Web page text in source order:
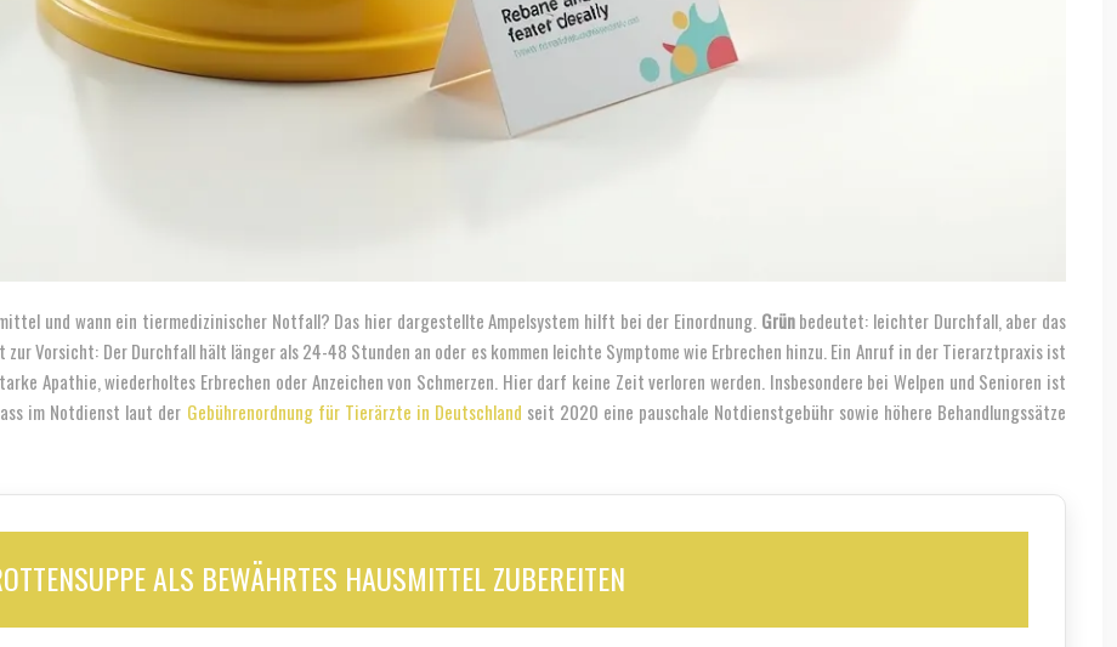
und wann ein tiermedizinischer Notfall? Das hier dargestellte Ampelsystem hilft bei der Einordnung. Grünbedeutet: leichter Durchfall, aber das
zur Vorsicht: Der Durchfall hält länger als 24-48 Stunden an oder es kommen leichte Symptome wie Erbrechen hinzu. Ein Anruf in der Tierarztpraxis ist
Apathie, wiederholtes Erbrechen oder Anzeichen von Schmerzen. Hier darf keine Zeit verloren werden. Insbesondere bei Welpen und Senioren ist
im Notdienst laut der Gebührenordnung für Tierärzte in Deutschland seit 2020 eine pauschale Notdienstgebühr sowie höhere Behandlungssätze
ALS BEWÄHRTES HAUSMITTEL ZUBEREITEN